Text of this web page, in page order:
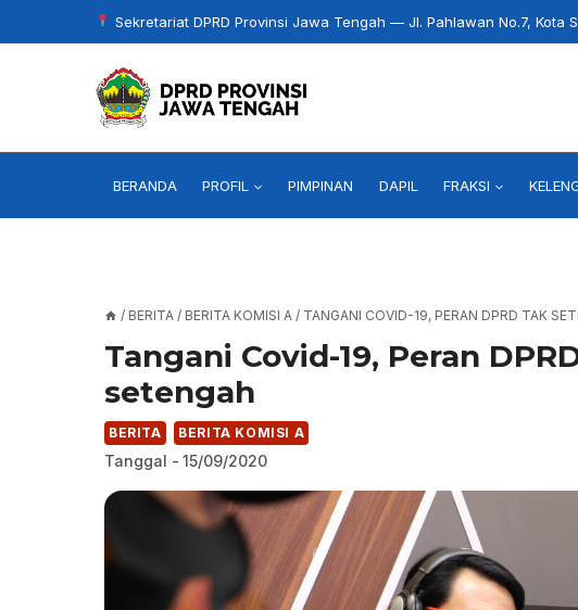
to
Sekretariat DPRD Provinsi Jawa Tengah — Jl. Pahlawan No.7, Kota
BERANDA PROFIL PIMPINAN DAPIL FRAKSI
/ BERITA / BERITA KOMISI A / TANGANI COVID-19, PERAN DPRD TAK
Tangani Covid-19, Peran
setengah
BERITA BERITA KOMISI A
Tanggal - 15/09/2020